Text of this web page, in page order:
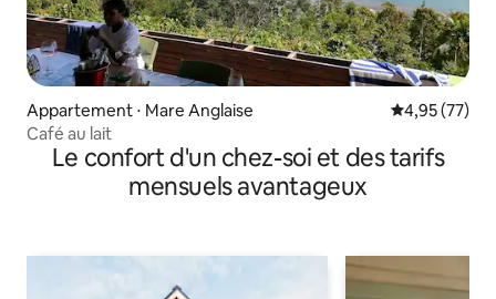
Appartement ⋅ Mare Anglaise Évaluation
4,95 (77)
Café au lait
Le confort d'un chez-soi et des tarifs
mensuels avantageux